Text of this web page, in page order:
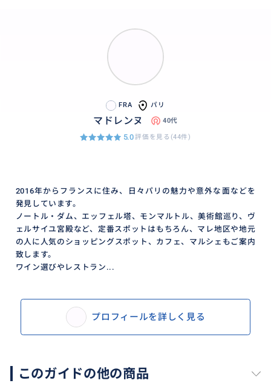
FRA パリ
マドレンヌ 40代
5.0評価を見る(44件)
2016年からフランスに住み、日々パリの魅力や意外な面などを
発見しています。
ノートル・ダム、エッフェル塔、モンマルトル、美術館巡り、ヴ
ェルサイユ宮殿など、定番スポットはもちろん、マレ地区や地元
の人に人気のショッピングスポット、カフェ、マルシェもご案内
致します。
ワイン選びやレストラン...
プロフィールを詳しく見る
このガイドの他の商品